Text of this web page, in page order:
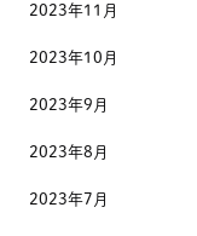
2023年11月
2023年10月
2023年9月
2023年8月
2023年7月